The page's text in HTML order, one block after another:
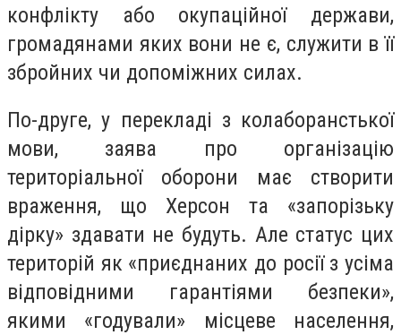
конфлікту або окупаційної держави,
громадянами яких вони не є, служити в її
збройних чи допоміжних силах.
По-друге, у перекладі з колаборанстької
мови, заява про організацію
територіальної оборони має створити
враження, що Херсон та «запорізьку
дірку» здавати не будуть. Але статус цих
територій як «приєднаних до росії з усіма
відповідними гарантіями безпеки»,
якими «годували» місцеве населення,